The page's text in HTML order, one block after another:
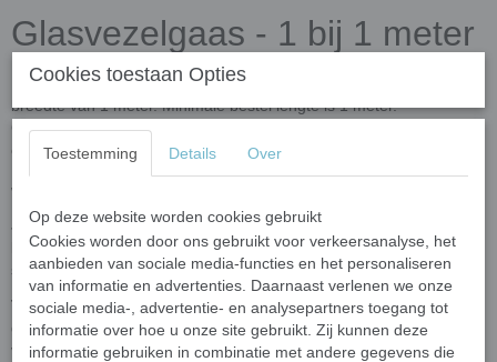
Glasvezelgaas - 1 bij 1 meter
Het wapeningsgaas ook wel glasvezelgaas genoemd heeft een
breedte van 1 meter. Minimale bestel lengte is 1 meter.
Glasvezelgaas is geschikt voor kunstwerken die te groot zijn om in
één keer aan te brengen.
Werkwijze
Je legt het mozaïekontwerp op een werktafel, daaroverheen
kunststoffolie en daaroverheen het glasvezelgaas. Nu kun je de
steentjes aanbrengen met een PVA-lijm.
Tip: Zelfs als het ontwerp groot is, zul je het waarschijnlijk
gemakkelijker vinden om het gaas in stukken van circa 33 cm
vierkant te snijden en uw mozaïek op te slaan in deze kleinere
Cookies toestaan Opties
Toestemming Details Over
Op deze website worden cookies gebruikt
Cookies worden door ons gebruikt voor verkeersanalyse, het
aanbieden van sociale media-functies en het personaliseren
van informatie en advertenties. Daarnaast verlenen we onze
sociale media-, advertentie- en analysepartners toegang tot
informatie over hoe u onze site gebruikt. Zij kunnen deze
informatie gebruiken in combinatie met andere gegevens die